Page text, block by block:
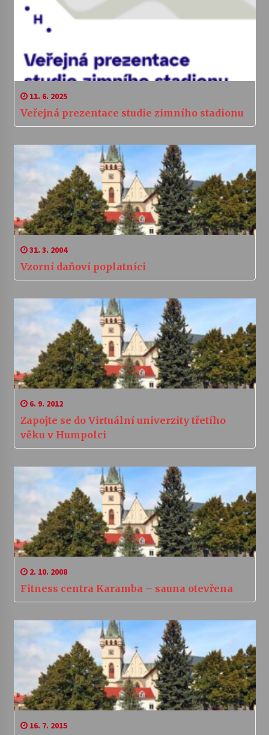
11. 6. 2025
Veřejná prezentace studie zimního stadionu
31. 3. 2004
Vzorní daňoví poplatníci
6. 9. 2012
Zapojte se do Virtuální univerzity třetího
věku v Humpolci
2. 10. 2008
Fitness centra Karamba – sauna otevřena
16. 7. 2015